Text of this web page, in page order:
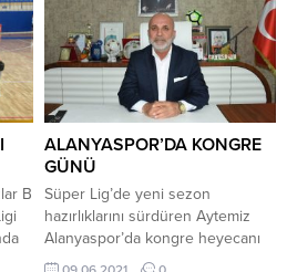
liderliğindeki ÖHEP Ortaokulu
Yıldız Erkek Voleybol Takımı, 7-10
Ocak tarihleri arasında Aydın’ın
Söke ilçesinde düzenlenen Yıldız
Erkek Voleybol Türkiye
Şampiyonası grup
müsabakalarında büyük bir
başarıya imza attı. İzmir, Denizli ve
Muğla temsilcilerini mağlup
ederek...
B
ALANYASPOR’DA KONGRE
GÜNÜ
Süper Lig’de yeni sezon
hazırlıklarını sürdüren Aytemiz
Alanyaspor’da kongre heyecanı
yaşanıyor. Alanyaspor Başkanı